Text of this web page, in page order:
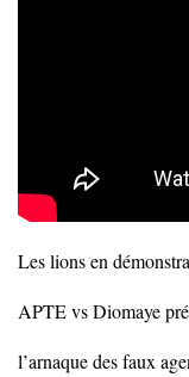
Les lions en
APTE vs Diomaye
l’arnaque des faux